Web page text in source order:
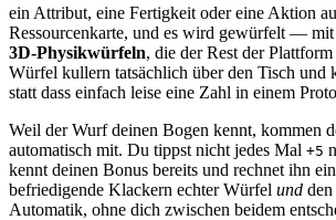
ein Attribut, eine Fertigkeit oder eine Aktion
Ressourcenkarte, und es wird gewürfelt — mit
3D-Physikwürfeln, die der Rest der
Würfel kullern tatsächlich über den Tisch und
statt dass einfach leise eine Zahl in einem
Weil der Wurf deinen Bogen kennt, kommen
automatisch mit. Du tippst nicht jedes Mal +5
kennt deinen Bonus bereits und rechnet ihn
befriedigende Klackern echter Würfel und
Automatik, ohne dich zwischen beidem